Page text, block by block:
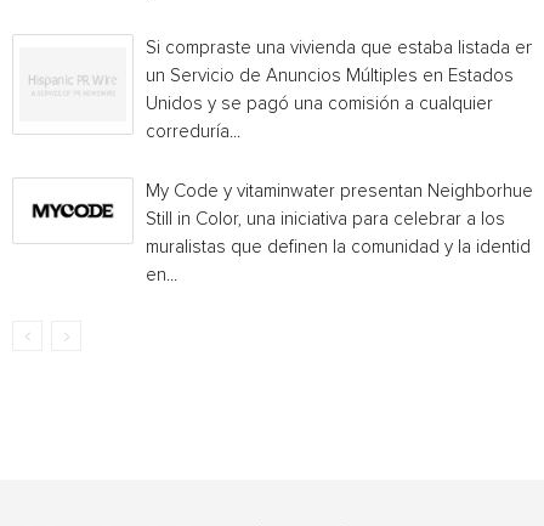
Si compraste una vivienda que estaba listada en
un Servicio de Anuncios Múltiples en Estados
Unidos y se pagó una comisión a cualquier
correduría...
My Code y vitaminwater presentan Neighborhue:
Still in Color, una iniciativa para celebrar a los
muralistas que definen la comunidad y la
en...